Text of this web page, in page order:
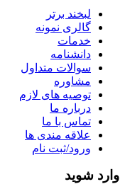
لبخند برتر
گالری نمونه
خدمات
دانشنامه
سوالات متداول
مشاوره
توصیه های لازم
درباره ما
تماس با ما
علاقه مندی ها
ورود/ثبت نام
وارد شوید